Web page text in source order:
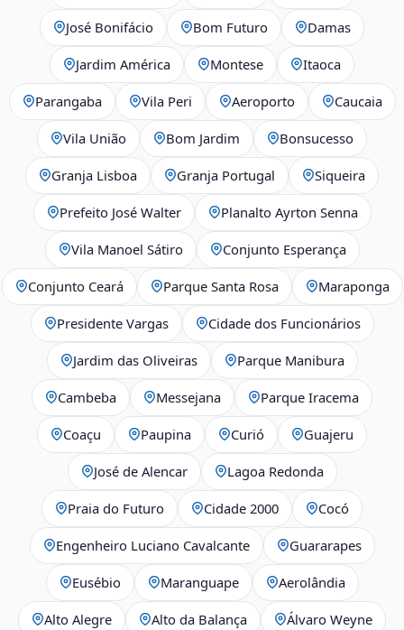
José Bonifácio Bom Futuro Damas
Jardim América Montese Itaoca
Parangaba Vila Peri Aeroporto Caucaia
Vila União Bom Jardim Bonsucesso
Granja Lisboa Granja Portugal Siqueira
Prefeito José Walter Planalto Ayrton Senna
Vila Manoel Sátiro Conjunto Esperança
Conjunto Ceará Parque Santa Rosa Maraponga
Presidente Vargas Cidade dos Funcionários
Jardim das Oliveiras Parque Manibura
Cambeba Messejana Parque Iracema
Coaçu Paupina Curió Guajeru
José de Alencar Lagoa Redonda
Praia do Futuro Cidade 2000 Cocó
Engenheiro Luciano Cavalcante Guararapes
Eusébio Maranguape Aerolândia
Alto Alegre Alto da Balança Álvaro Weyne